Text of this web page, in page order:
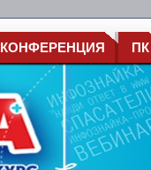
КОНФЕРЕНЦИЯ ПК